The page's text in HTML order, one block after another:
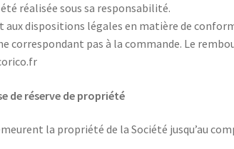
réalisée sous sa responsabilité.
dispositions légales en matière de
correspondant pas à la commande. Le
de réserve de propriété
la propriété de la Société jusqu’au